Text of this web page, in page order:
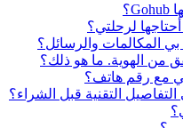
لرحلتي؟
التقنية قبل الشراء؟